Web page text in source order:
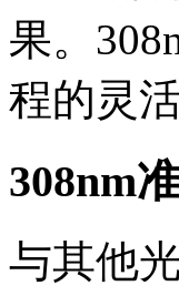
果。
程的灵
308nm
与其他